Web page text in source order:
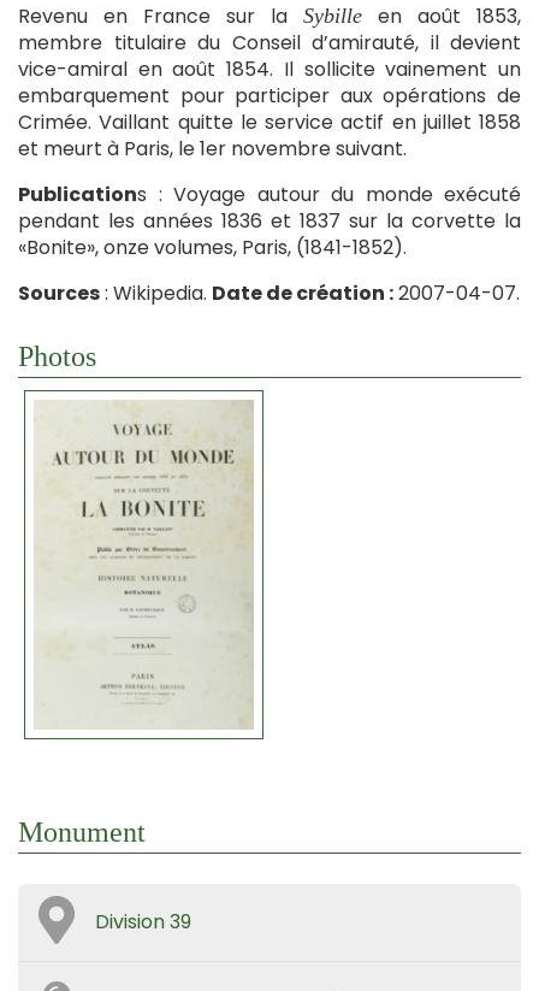
Revenu en France sur la Sybille en août 1853,
membre titulaire du Conseil d’amirauté, il devient
vice-amiral en août 1854. Il sollicite vainement un
embarquement pour participer aux opérations de
Crimée. Vaillant quitte le service actif en juillet 1858
et meurt à Paris, le 1er novembre suivant.
Publications : Voyage autour du monde exécuté
pendant les années 1836 et 1837 sur la corvette la
«Bonite», onze volumes, Paris, (1841-1852).
Sources: Wikipedia. Date de création :2007-04-07.
Photos
Monument
Division 39